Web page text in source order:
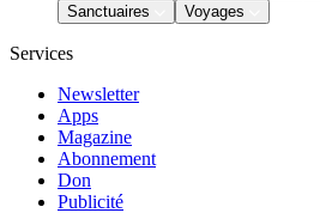
Sanctuaires
Voyages
Services
Newsletter
Apps
Magazine
Abonnement
Don
Publicité